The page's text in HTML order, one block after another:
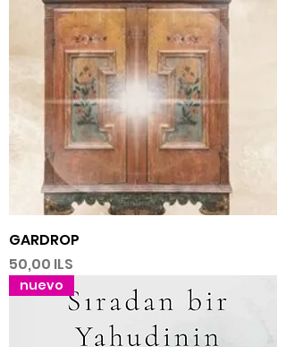
GARDROP
Precio
50,00 ILS
nuevo